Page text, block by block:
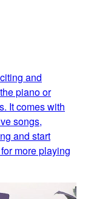
and
piano or
It comes with
songs,
and start
more playing